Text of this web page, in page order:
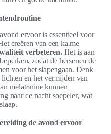
ervoor is essentieel voor
creëren van een kalme
verbeteren. Het is aan
zodat de hersenen de
voor het slapengaan. Denk
en het vermijden van
melatonine kunnen
naar de nacht soepeler, wat
de avond ervoor